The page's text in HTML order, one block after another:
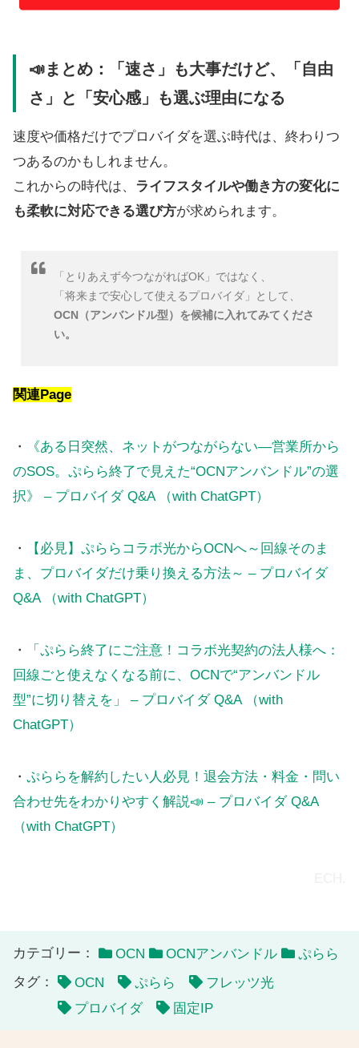
📣まとめ：「速さ」も大事だけど、「自由
さ」と「安心感」も選ぶ理由になる
速度や価格だけでプロバイダを選ぶ時代は、終わりつ
つあるのかもしれません。
これからの時代は、 ライフスタイルや働き方の変化に
も柔軟に対応できる選び方が求められます。
「とりあえず今つながればOK」ではなく、
「将来まで安心して使えるプロバイダ」として、
OCN（アンバンドル型）を候補に入れてみてくださ
い。
関連Page
・
《ある日突然、ネットがつながらない—営業所から
のSOS。ぷらら終了で見えた“OCNアンバンドル”の選
択》 – プロバイダ Q&A （with ChatGPT）
・
【必見】ぷららコラボ光からOCNへ～回線そのま
ま、プロバイダだけ乗り換える方法～ – プロバイダ
Q&A （with ChatGPT）
・
「ぷらら終了にご注意！コラボ光契約の法人様へ：
回線ごと使えなくなる前に、OCNで“アンバンドル
型”に切り替えを」 – プロバイダ Q&A （with
ChatGPT）
・ ぷららを解約したい人必見！退会方法・料金・問い
合わせ先をわかりやすく解説📣 – プロバイダ Q&A
（with ChatGPT）
カテゴリー： OCN OCNアンバンドル
ぷらら
タグ：
OCN ぷらら
フレッツ光
プロバイダ
固定IP